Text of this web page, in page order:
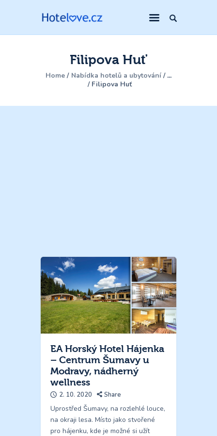
Filipova Huť
Home Nabídka hotelů a ubytování
...
Filipova Huť
EA Horský Hotel Hájenka
– Centrum Šumavy u
Modravy, nádherný
wellness
2. 10. 2020 Share
Uprostřed Šumavy, na rozlehlé louce,
na okraji lesa. Místo jako stvořené
pro hájenku, kde je možné si užít